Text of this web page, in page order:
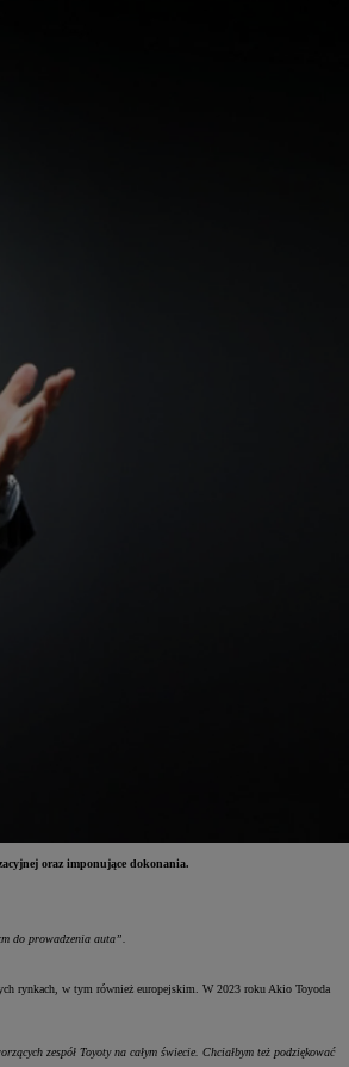
oraz imponujące dokonania.
do prowadzenia auta”.
rynkach, w tym również europejskim. W 2023 roku Akio Toyoda
zespół Toyoty na całym świecie. Chciałbym też podziękować